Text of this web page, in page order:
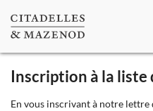
Inscription à la liste
En vous inscrivant à notre lettre